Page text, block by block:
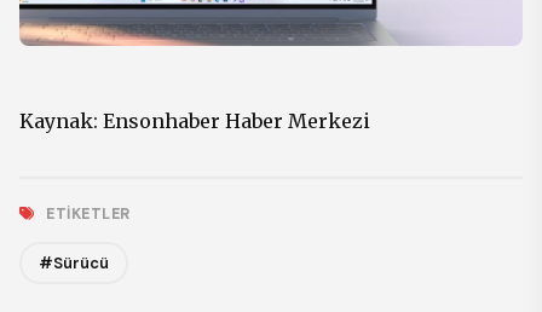
Kaynak: Ensonhaber Haber Merkezi
ETIKETLER
#Sürücü